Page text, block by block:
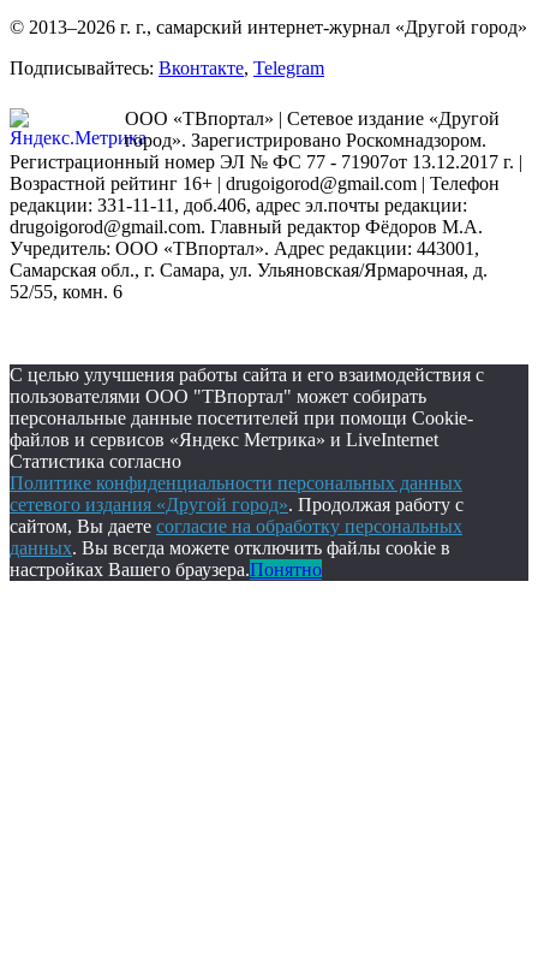
© 2013–2026 г. г., самарский интернет-журнал «Другой город»
Подписывайтесь: Вконтакте, Telegram
ООО «ТВпортал» | Сетевое издание «Другой
город». Зарегистрировано Роскомнадзором.
Регистрационный номер ЭЛ № ФС 77 - 71907от 13.12.2017 г. |
Возрастной рейтинг 16+ | drugoigorod@gmail.com | Телефон
редакции: 331-11-11, доб.406, адрес эл.почты редакции:
drugoigorod@gmail.com. Главный редактор Фёдоров М.А.
Учредитель: ООО «ТВпортал». Адрес редакции: 443001,
Самарская обл., г. Самара, ул. Ульяновская/Ярмарочная, д.
52/55, комн. 6
С целью улучшения работы сайта и его взаимодействия с
пользователями ООО "ТВпортал" может собирать
персональные данные посетителей при помощи Cookie-
файлов и сервисов «Яндекс Метрика» и LiveInternet
Статистика согласно
Политике конфиденциальности персональных данных
сетевого издания «Другой город». Продолжая работу с
сайтом, Вы даете согласие на обработку персональных
данных. Вы всегда можете отключить файлы cookie в
настройках Вашего браузера.Понятно